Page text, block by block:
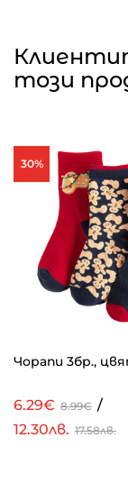
този
30%
Чорапи 3бр.,
6.29€ 8.99€ /
12.30лв. 17.58лв.